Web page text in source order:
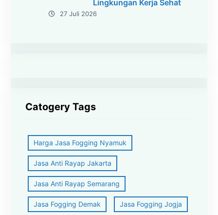
Lingkungan Kerja Sehat
27 Juli 2026
Catogery Tags
Harga Jasa Fogging Nyamuk
Jasa Anti Rayap Jakarta
Jasa Anti Rayap Semarang
Jasa Fogging Demak Jasa Fogging Jogja